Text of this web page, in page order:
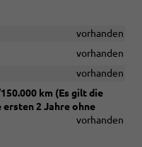
vorhanden
vorhanden
vorhanden
km (Es gilt die
2 Jahre ohne
vorhanden